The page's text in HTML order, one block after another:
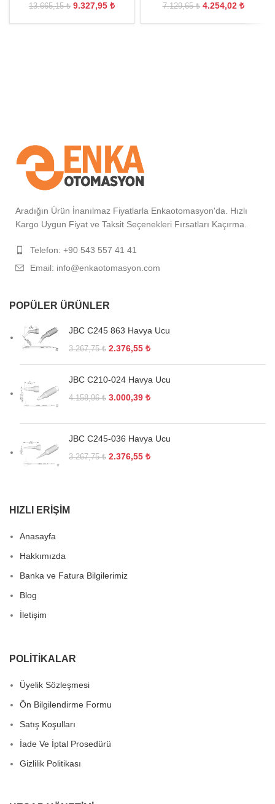
13.665,15₺ 9.327,95 ₺ 7.129,65₺ 4.254,02 ₺
Aradığın Ürün İnanılmaz Fiyatlarla Enkaotomasyon'da. Hızlı
Kargo Uygun Fiyat ve Taksit Seçenekleri Fırsatları Kaçırma.
Telefon: +90 543 557 41 41
Email: info@enkaotomasyon.com
POPÜLER ÜRÜNLER
JBC C245 863 Havya Ucu
3.267,75₺ 2.376,55 ₺
JBC C210-024 Havya Ucu
4.158,96₺ 3.000,39 ₺
JBC C245-036 Havya Ucu
3.267,75₺ 2.376,55 ₺
HIZLI ERIŞIM
Anasayfa
Hakkımızda
Banka ve Fatura Bilgilerimiz
Blog
İletişim
POLITIKALAR
Üyelik Sözleşmesi
Ön Bilgilendirme Formu
Satış Koşulları
İade Ve İptal Prosedürü
Gizlilik Politikası